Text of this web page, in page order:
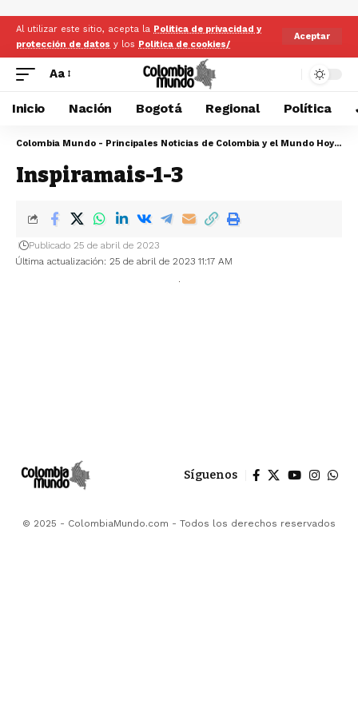
Al utilizar este sitio, acepta la Politica de privacidad y
protección de datos y los Politica de cookies/
Aceptar
Aa
Inicio Nación Bogotá Regional Política
Colombia Mundo - Principales Noticias de Colombia y el Mundo Hoy
>
Inspiramais-1-3
Última actualización: 25 de abril de 2023 11:17 AM
Publicado 25 de abril de 2023
Síguenos
© 2025 - ColombiaMundo.com - Todos los derechos reservados